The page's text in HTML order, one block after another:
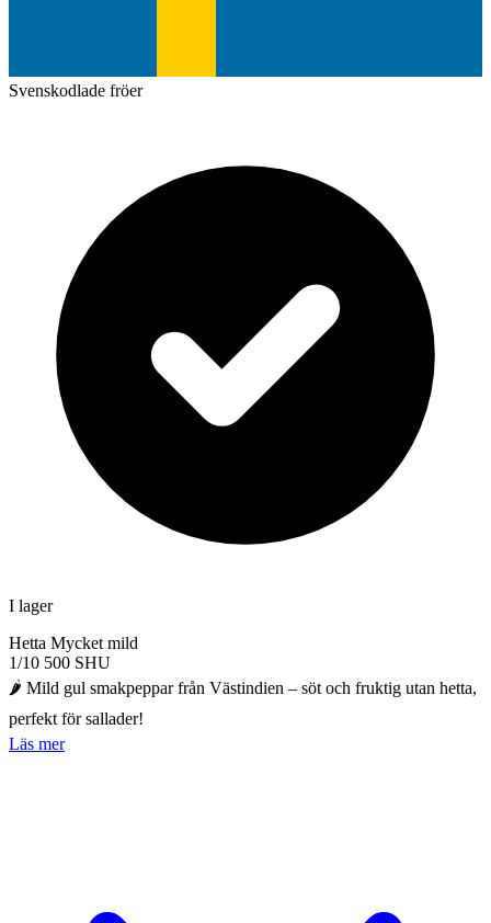
Svenskodlade fröer
I lager
Hetta Mycket mild
1/10 500 SHU
🌶️ Mild gul smakpeppar från Västindien – söt och fruktig utan hetta,
perfekt för sallader!
Läs mer